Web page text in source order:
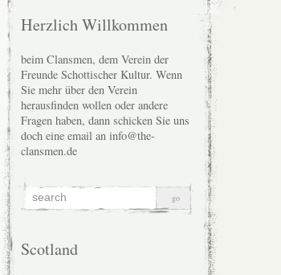
Herzlich Willkommen
beim Clansmen, dem Verein der
Freunde Schottischer Kultur. Wenn
Sie mehr über den Verein
herausfinden wollen oder andere
Fragen haben, dann schicken Sie uns
doch eine email an info@the-
clansmen.de
Scotland